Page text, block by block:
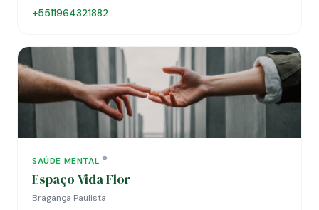
+5511964321882
SAÚDE MENTAL
Espaço Vida Flor
Bragança Paulista